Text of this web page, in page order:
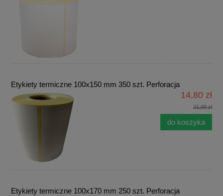
Etykiety termiczne 100x150 mm 350 szt. Perforacja
14,80 zł
21,00 zł
do koszyka
Etykiety termiczne 100x170 mm 250 szt. Perforacja